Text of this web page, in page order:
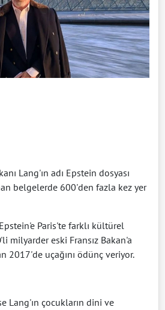
Lang'ın adı Epstein dosyası
belgelerde 600'den fazla kez yer
Paris'te farklı kültürel
milyarder eski Fransız Bakan'a
2017'de uçağını ödünç veriyor.
Lang'ın çocukların dini ve